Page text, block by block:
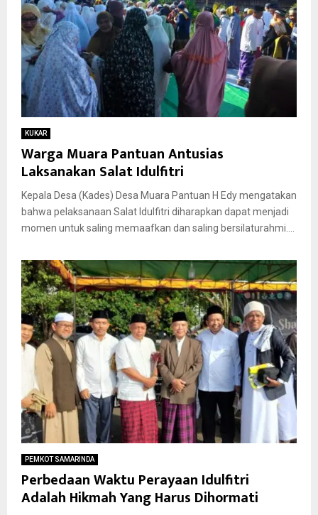
KUKAR
Warga Muara Pantuan Antusias
Laksanakan Salat Idulfitri
Kepala Desa (Kades) Desa Muara Pantuan H Edy mengatakan
bahwa pelaksanaan Salat Idulfitri diharapkan dapat menjadi
momen untuk saling memaafkan dan saling bersilaturahmi....
PEMKOT SAMARINDA
Perbedaan Waktu Perayaan Idulfitri
Adalah Hikmah Yang Harus Dihormati